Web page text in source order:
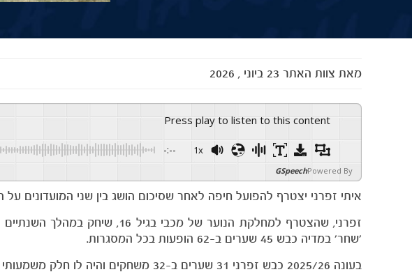
מאת צוות האתר 23 ביוני , 2026
Press play to listen to this content
-:-- 1x
Powered By
GSpeech
איתי זפרני יצטרף להפועל חיפה לאחר שסיכום הושג בין שני המועדונים על השאלה של החלוץ
'שחר' במדיה כבש 45 שערים ב-62 הופעות בכל המסגרות.
בעונה 2025/26 כבש זפרני 31 שערים ב-32 משחקים והיה לו חלק משמעותי בזכייה של מכבי ת"א 'שחר' באליפות.